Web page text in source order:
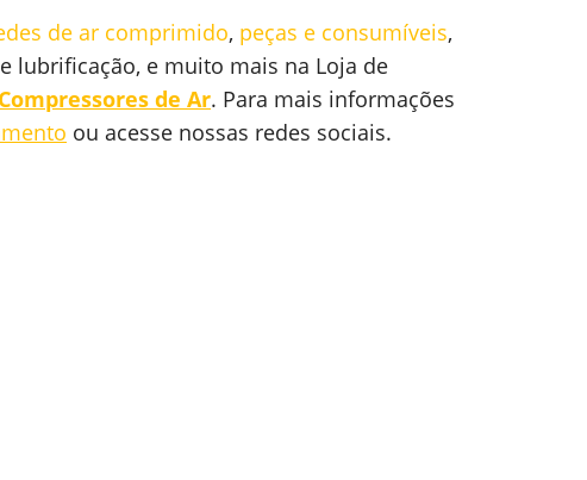
de ar comprimido, peças e consumíveis,
lubrificação, e muito mais na Loja de
de Ar. Para mais informações
ou acesse nossas redes sociais.